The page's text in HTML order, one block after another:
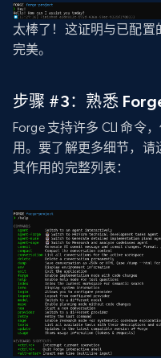
太棒了！这证明与已配置
完美。
步骤 #3：熟悉
Forge 支持许多 CLI 命令
用。要了解更多细节，请
其作用的完整列表：